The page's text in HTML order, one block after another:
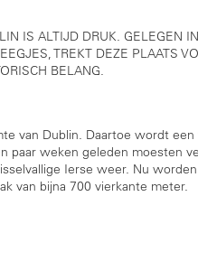
IS ALTIJD DRUK. GELEGEN
TREKT DEZE PLAATS
BELANG.
van Dublin. Daartoe wordt een
paar weken geleden moesten
Ierse weer. Nu
van bijna 700 vierkante meter.